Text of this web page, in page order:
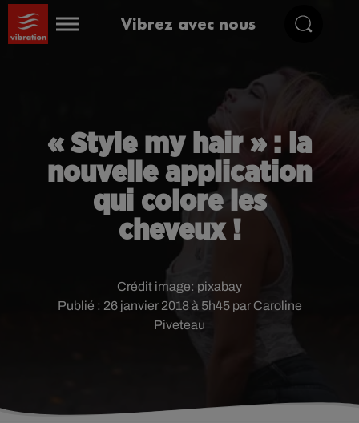
Vibrez avec nous
« Style my hair » : la
nouvelle application
qui colore les
cheveux !
Publié : 26 janvier 2018 à 5h45 par Caroline
Piveteau
Crédit image: pixabay